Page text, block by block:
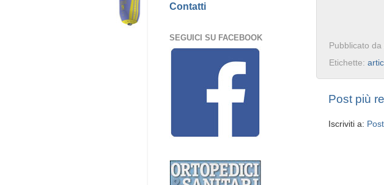
Pubblicato da
Etichette:
Post più
Iscriviti a:
Contatti
SEGUICI SU FACEBOOK